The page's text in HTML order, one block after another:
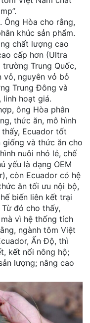
Ông Hòa cho rằng,
khúc sản phẩm.
chất lượng cao
cấp hơn (Ultra
Trung Quốc,
vỏ, nguyên vỏ bỏ
Trung Đông và
linh hoạt giá.
ông Hòa phân
thức ăn, mô hình
Ecuador tốt
giống và thức ăn cho
nuôi nhỏ lẻ, chế
yếu là dạng OEM
còn Ecuador có hệ
ăn tối ưu nội bộ,
biến liên kết trại
đó cho thấy,
vì hệ thống tích
ngành tôm Việt
Ấn Độ, thì
kết nối nông hộ;
lượng; nâng cao